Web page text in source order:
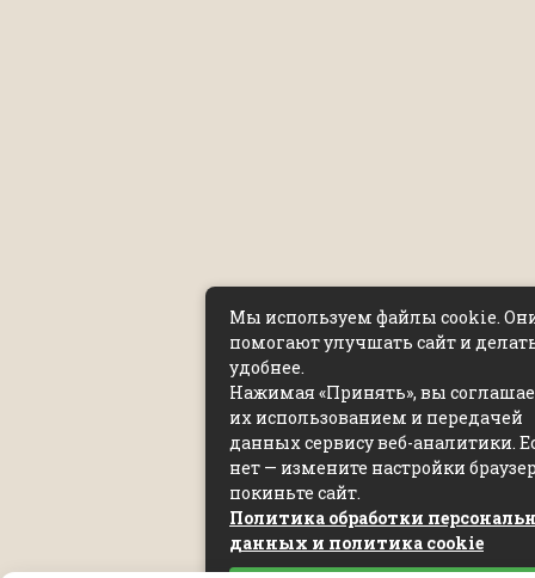
Мы используем файлы cookie.
помогают улучшать сайт и
удобнее.
Нажимая «Принять», вы
их использованием и передачей
данных сервису веб-аналитики.
нет — измените настройки
покиньте сайт.
Политика обработки
данных и политика cookie